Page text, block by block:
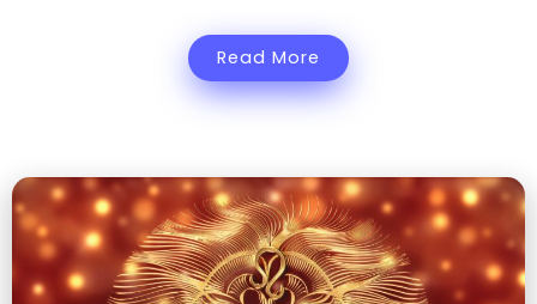
Read More